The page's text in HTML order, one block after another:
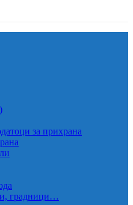
за прихрана
градници…